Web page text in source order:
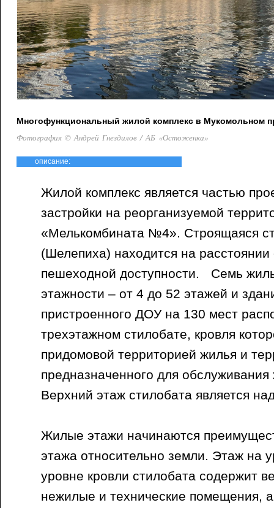
Многофункциональный жилой комплекс в Мукомольном
Фотография © Андрей Гнездилов / АБ «Остоженка»
описание:
Жилой комплекс является частью
застройки на реорганизуемой
«Мелькомбината №4». Строящаяся
(Шелепиха) находится на
пешеходной доступности. Семь
этажности – от 4 до 52 этажей и
пристроенного ДОУ на 130 мест
трехэтажном стилобате, кровля
придомовой территорией жилья и
предназначенного для
Верхний этаж стилобата является
Жилые этажи начинаются
этажа относительно земли. Этаж на
уровне кровли стилобата содержит
нежилые и технические помещения,